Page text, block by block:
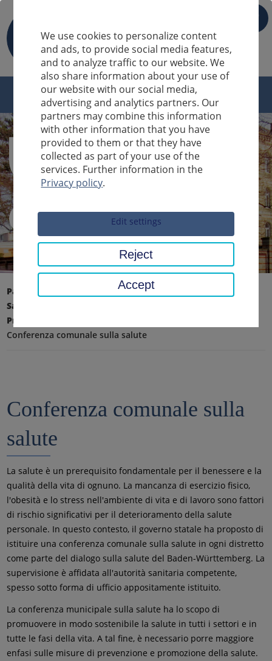
Sucheingabe
Pagina iniziale
Salute, servizi veterinari
Salute
Promozione della salute, pianificazione sanitaria
Conferenza comunale sulla salute
Conferenza comunale sulla
salute
La salute è un prerequisito fondamentale per il benessere e la
qualità della vita di ognuno. La mancanza di esercizio fisico,
l'obesità e lo stress nell'ambiente di vita e di lavoro sono fattori
di rischio significativi per il deterioramento della salute
personale. In questo contesto, il governo statale ha proposto di
istituire una conferenza comunale sulla salute in ogni distretto
come parte del dialogo sulla salute del Baden-Württemberg. La
supervisione è affidata all'autorità sanitaria competente,
spesso sotto forma di ufficio appositamente istituito.
La conferenza municipale sulla salute ha lo scopo di
promuovere in modo sostenibile la salute in tutti i settori e in
tutte le fasi della vita. A tal fine, è necessario porre maggiore
enfasi sulle misure di prevenzione e promozione della salute.
We use cookies to personalize content
and ads, to provide social media features,
and to analyze traffic to our website. We
also share information about your use of
our website with our social media,
advertising and analytics partners. Our
partners may combine this information
with other information that you have
provided to them or that they have
collected as part of your use of the
services. Further information in the
Privacy policy.
Edit settings
Reject
Accept